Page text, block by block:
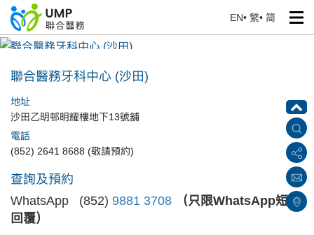
EN• 繁• 简
聯合醫務牙科中心 (沙田)
聯合醫務牙科中心 (沙田)
地址
沙田乙明邨明耀樓地下13號舖
電話
(852) 2641 8688 (敬請預約)
查詢及預約
WhatsApp (852) 9881 3708
（只限WhatsApp短訊
回覆）